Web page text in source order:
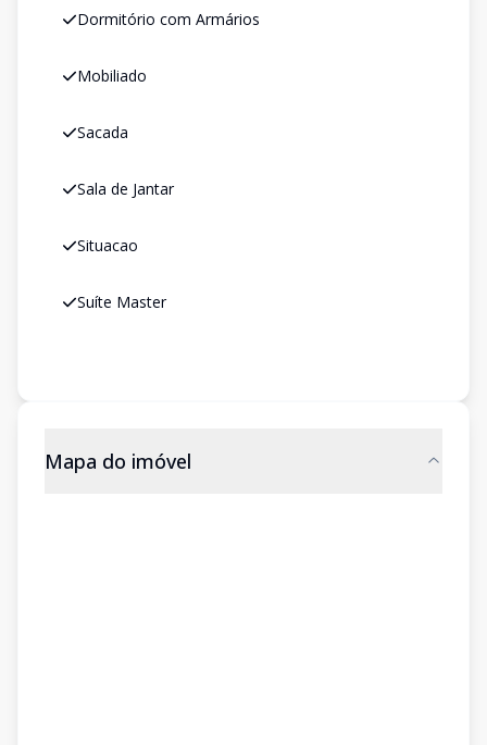
Dormitório com Armários
Mobiliado
Sacada
Sala de Jantar
Situacao
Suíte Master
Mapa do imóvel